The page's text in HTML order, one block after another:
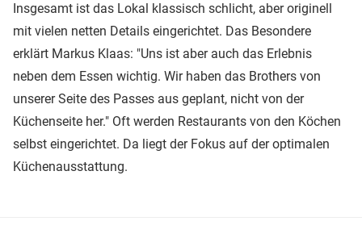
Insgesamt ist das Lokal klassisch schlicht, aber originell
mit vielen netten Details eingerichtet. Das Besondere
erklärt Markus Klaas: "Uns ist aber auch das Erlebnis
neben dem Essen wichtig. Wir haben das Brothers von
unserer Seite des Passes aus geplant, nicht von der
Küchenseite her." Oft werden Restaurants von den Köchen
selbst eingerichtet. Da liegt der Fokus auf der optimalen
Küchenausstattung.